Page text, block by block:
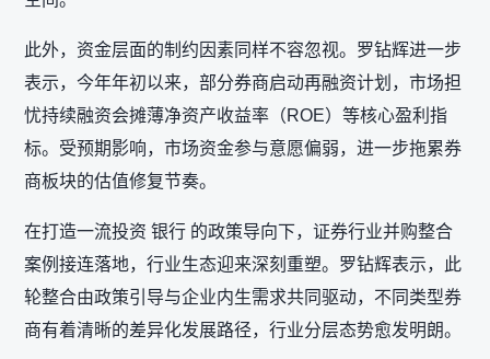
此外，资金层面的制约因素同样不容忽视。罗钻辉进一步
表示，今年年初以来，部分券商启动再融资计划，市场担
忧持续融资会摊薄净资产收益率（ROE）等核心盈利指
标。受预期影响，市场资金参与意愿偏弱，进一步拖累券
商板块的估值修复节奏。
在打造一流投资 银行 的政策导向下，证券行业并购整合
案例接连落地，行业生态迎来深刻重塑。罗钻辉表示，此
轮整合由政策引导与企业内生需求共同驱动，不同类型券
商有着清晰的差异化发展路径，行业分层态势愈发明朗。